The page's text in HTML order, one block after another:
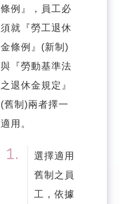
條例』，員工必
須就『勞工退休
金條例』(新制)
與『勞動基準法
之退休金規定』
(舊制)兩者擇一
適用。
選擇適用
舊制之員
工，依據